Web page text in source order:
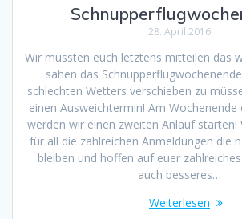
28. April 2016
Wir mussten euch letztens mitteilen das
sahen das
schlechten Wetters verschieben zu
einen Ausweichtermin! Am Wochenende
werden wir einen zweiten Anlauf starten!
für all die zahlreichen Anmeldungen die
bleiben und hoffen auf euer
auch besseres…
Weiterlesen